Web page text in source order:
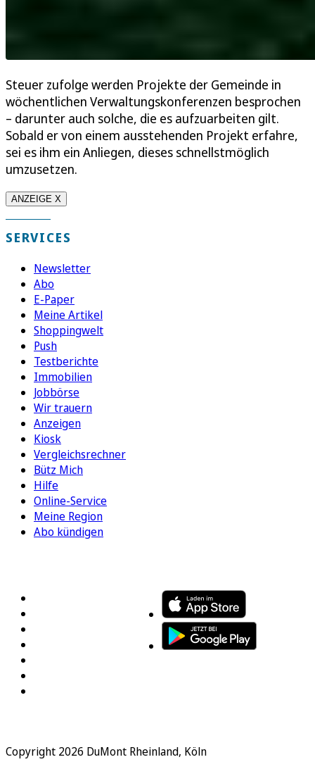
Steuer zufolge werden Projekte der Gemeinde in
wöchentlichen Verwaltungskonferenzen besprochen
– darunter auch solche, die es aufzuarbeiten gilt.
Sobald er von einem ausstehenden Projekt erfahre,
sei es ihm ein Anliegen, dieses schnellstmöglich
umzusetzen.
ANZEIGE X
SERVICES
Newsletter
Abo
E-Paper
Meine Artikel
Shoppingwelt
Push
Testberichte
Immobilien
Jobbörse
Wir trauern
Anzeigen
Kiosk
Vergleichsrechner
Bütz Mich
Hilfe
Online-Service
Meine Region
Abo kündigen
Copyright 2026 DuMont Rheinland, Köln